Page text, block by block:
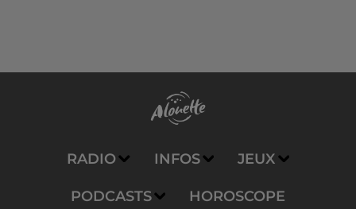
RADIO INFOS JEUX
PODCASTS HOROSCOPE